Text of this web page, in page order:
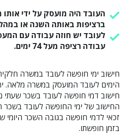
ברציפות באותה השנה או
לעובד יש חוזה עבודה עם
עבודה רציפה מעל 74 ימים.
חישוב ימי חופשה לעובד במשרה
הימים לעובד המועסק במשרה מלאה.
חישוב דמי חופשה לעובד בשכר
החישוב של ימי החופשה לעובד בשכר
זכאי לדמי חופשה בגובה השכר היומי
בזמן חופשתו.